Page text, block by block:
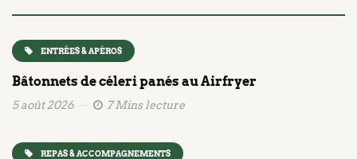
ENTRÉES & APÉROS
Bâtonnets de céleri panés au Airfryer
5 août 2026 7 Mins lecture
REPAS & ACCOMPAGNEMENTS